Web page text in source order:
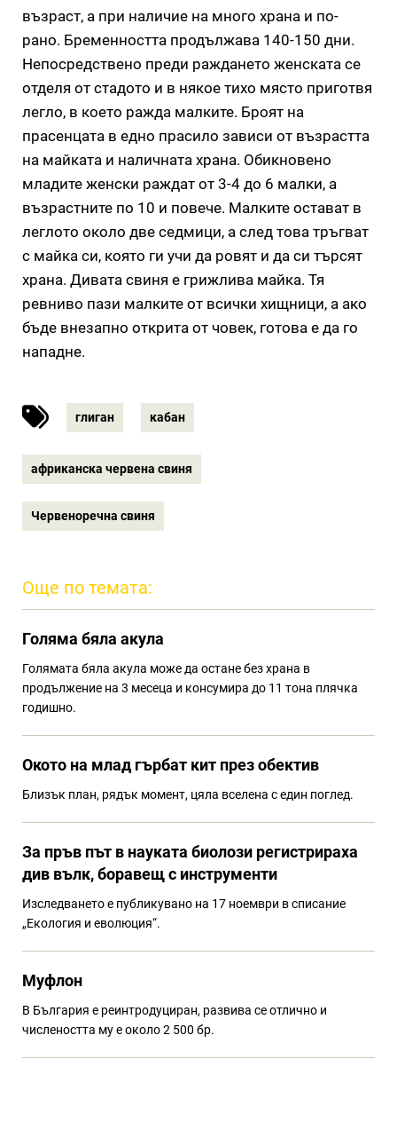
възраст, а при наличие на много храна и по-
рано. Бременността продължава 140-150 дни.
Непосредствено преди раждането женската се
отделя от стадото и в някое тихо място приготвя
легло, в което ражда малките. Броят на
прасенцата в едно прасило зависи от възрастта
на майката и наличната храна. Обикновено
младите женски раждат от 3-4 до 6 малки, а
възрастните по 10 и повече. Малките остават в
леглото около две седмици, а след това тръгват
с майка си, която ги учи да ровят и да си търсят
храна. Дивата свиня е грижлива майка. Тя
ревниво пази малките от всички хищници, а ако
бъде внезапно открита от човек, готова е да го
нападне.
глиган кабан
африканска червена свиня
Червеноречна свиня
Още по темата:
Голяма бяла акула
Голямата бяла акула може да остане без храна в
продължение на 3 месеца и консумира до 11 тона плячка
годишно.
Окото на млад гърбат кит през обектив
Близък план, рядък момент, цяла вселена с един поглед.
За пръв път в науката биолози регистрираха
див вълк, боравещ с инструменти
Изследването е публикувано на 17 ноември в списание
„Екология и еволюция“.
Муфлон
В България е реинтродуциран, развива се отлично и
числеността му е около 2 500 бр.